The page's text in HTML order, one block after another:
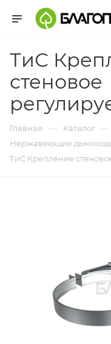
ТиС
стеновое
Главная — Каталог —
Нержавеющие
ТиС Крепление